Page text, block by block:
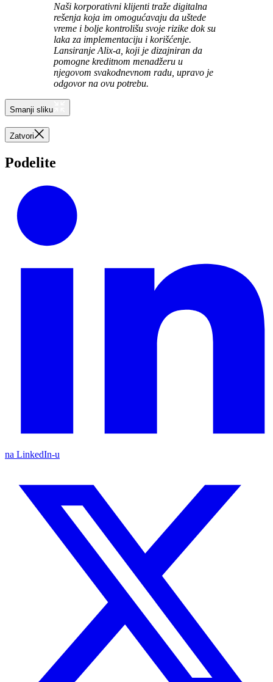
Naši korporativni klijenti traže digitalna
rešenja koja im omogućavaju da uštede
vreme i bolje kontrolišu svoje rizike dok su
laka za implementaciju i korišćenje.
Lansiranje Alix-a, koji je dizajniran da
pomogne kreditnom menadžeru u
njegovom svakodnevnom radu, upravo je
odgovor na ovu potrebu.
Smanji sliku
Zatvori
Podelite
na LinkedIn-u